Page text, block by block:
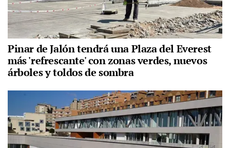
Pinar de Jalón tendrá una Plaza del Everest
más 'refrescante' con zonas verdes, nuevos
árboles y toldos de sombra